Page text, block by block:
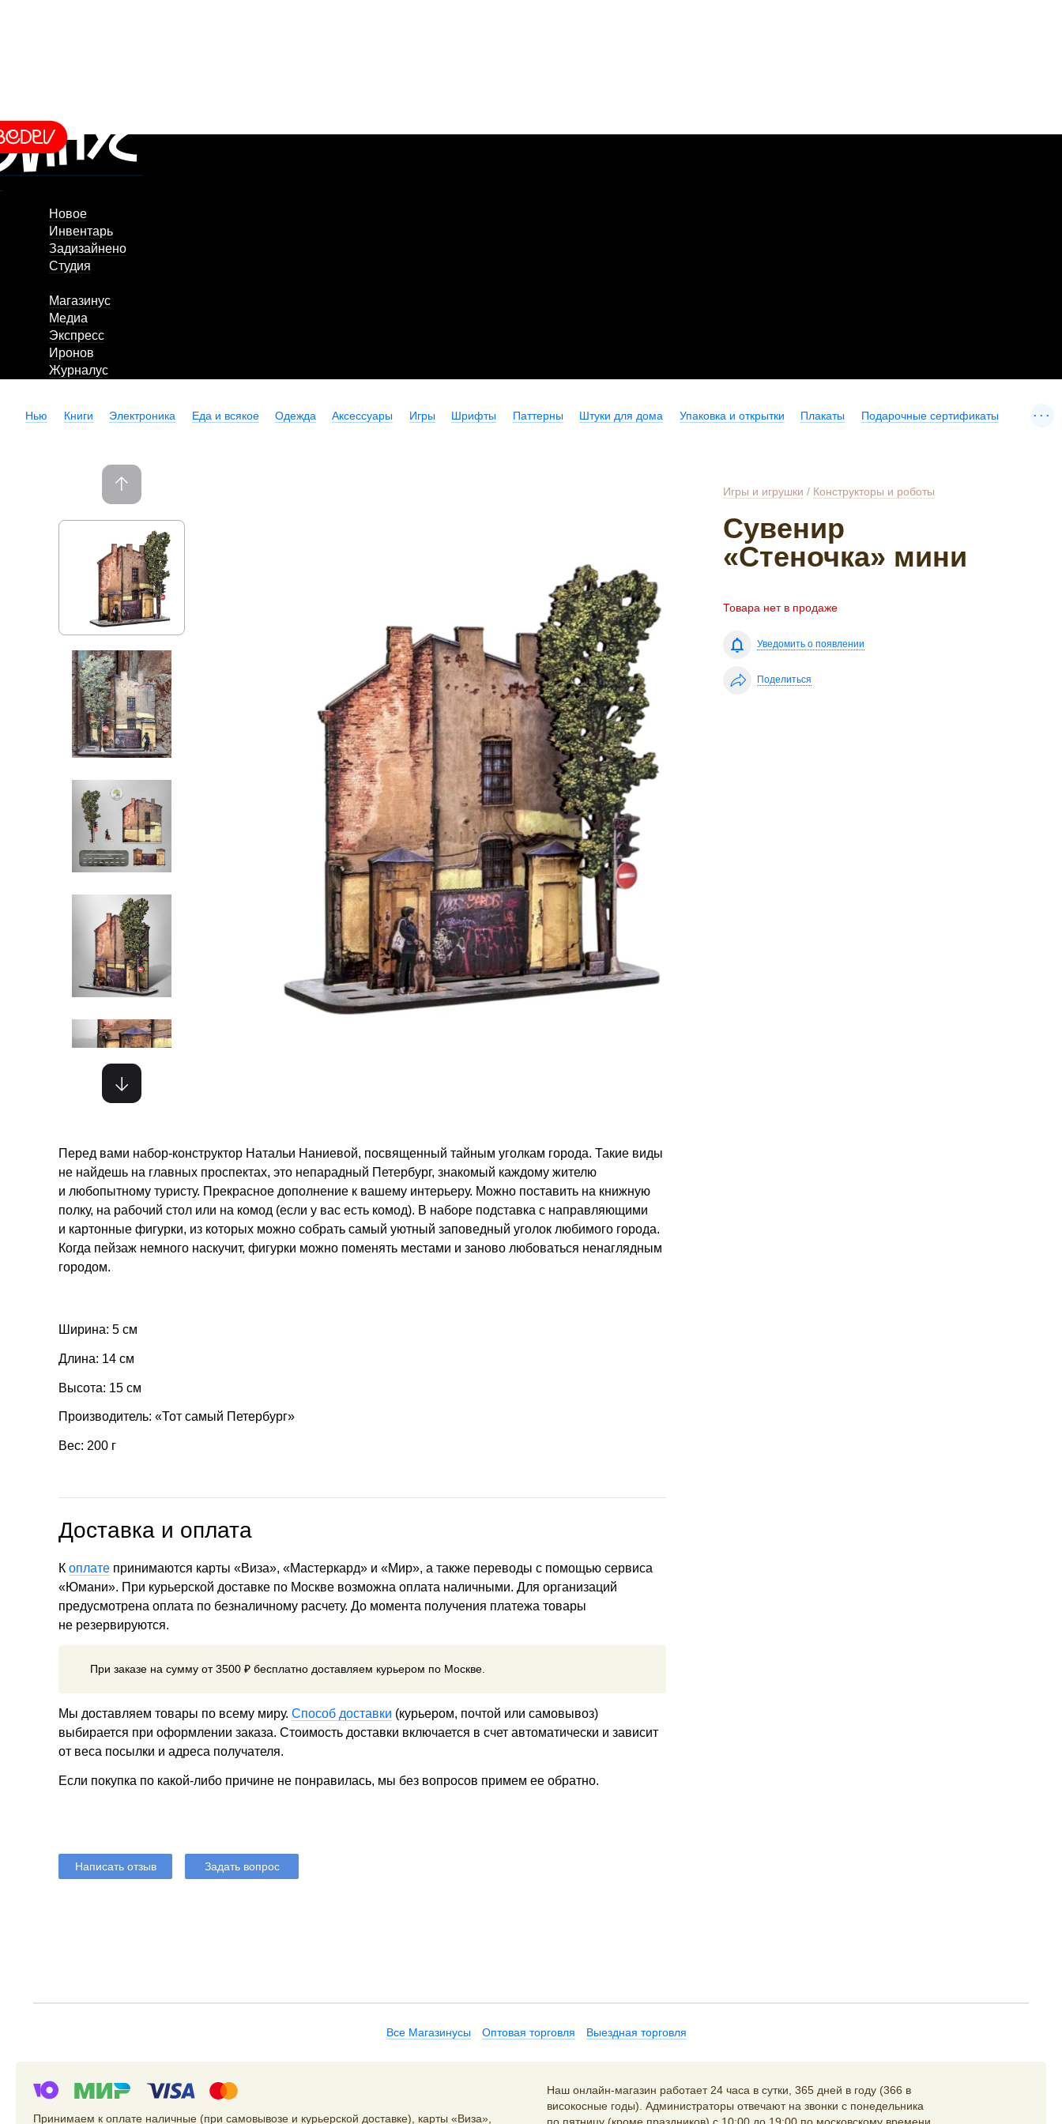
Новое
Инвентарь
Задизайнено
Студия
Магазинус
Медиа
Экспресс
Иронов
Журналус
Нью Книги Электроника Еда и всякое Одежда Аксессуары Игры Шрифты Паттерны Штуки для дома Упаковка и открытки Плакаты Подарочные сертификаты ...
Игры и игрушки / Конструкторы и роботы
Сувенир
«Стеночка» мини
Товара нет в продаже
Уведомить о появлении
Поделиться
Перед вами набор-конструктор Натальи Наниевой, посвященный тайным уголкам города. Такие виды
не найдешь на главных проспектах, это непарадный Петербург, знакомый каждому жителю
и любопытному туристу. Прекрасное дополнение к вашему интерьеру. Можно поставить на книжную
полку, на рабочий стол или на комод (если у вас есть комод). В наборе подставка с направляющими
и картонные фигурки, из которых можно собрать самый уютный заповедный уголок любимого города.
Когда пейзаж немного наскучит, фигурки можно поменять местами и заново любоваться ненаглядным
городом.
Ширина: 5 см
Длина: 14 см
Высота: 15 см
Производитель: «Тот самый Петербург»
Вес: 200 г
Доставка и оплата
К оплате принимаются карты «Виза», «Мастеркард» и «Мир», а также переводы с помощью сервиса
«Юмани». При курьерской доставке по Москве возможна оплата наличными. Для организаций
предусмотрена оплата по безналичному расчету. До момента получения платежа товары
не резервируются.
При заказе на сумму от 3500 ₽ бесплатно доставляем курьером по Москве.
Мы доставляем товары по всему миру. Способ доставки (курьером, почтой или самовывоз)
выбирается при оформлении заказа. Стоимость доставки включается в счет автоматически и зависит
от веса посылки и адреса получателя.
Если покупка по какой-либо причине не понравилась, мы без вопросов примем ее обратно.
Написать отзыв Задать вопрос
Все Магазинусы Оптовая торговля Выездная торговля
Принимаем к оплате наличные (при самовывозе и курьерской доставке), карты «Виза»,
Наш онлайн-магазин работает 24 часа в сутки, 365 дней в году (366 в
високосные годы). Администраторы отвечают на звонки с понедельника